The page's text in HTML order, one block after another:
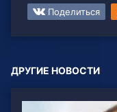
Поделиться
ДРУГИЕ НОВОСТИ